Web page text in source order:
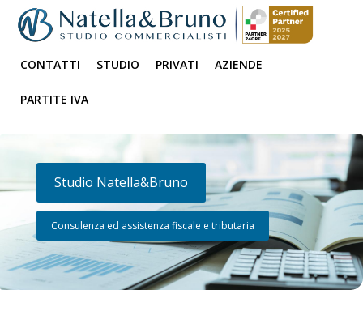
CONTATTI STUDIO PRIVATI AZIENDE
PARTITE IVA
Studio Natella&Bruno
Consulenza ed assistenza fiscale e tributaria